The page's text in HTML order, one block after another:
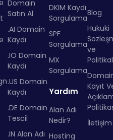
Domain
Satın Al
.AI Domain
Kaydı
.IO Domain
Kaydı
.US Domain
Kaydı
.DE Domain
Tescil
.IN Alan Adı
DKIM Kaydı
Sorgulama
SPF
Sorgulama
MX
Sorgulama
Yardım
Alan Adı
Nedir?
Hosting
Blog
Hukuki
ve
Kayıt
İletişim